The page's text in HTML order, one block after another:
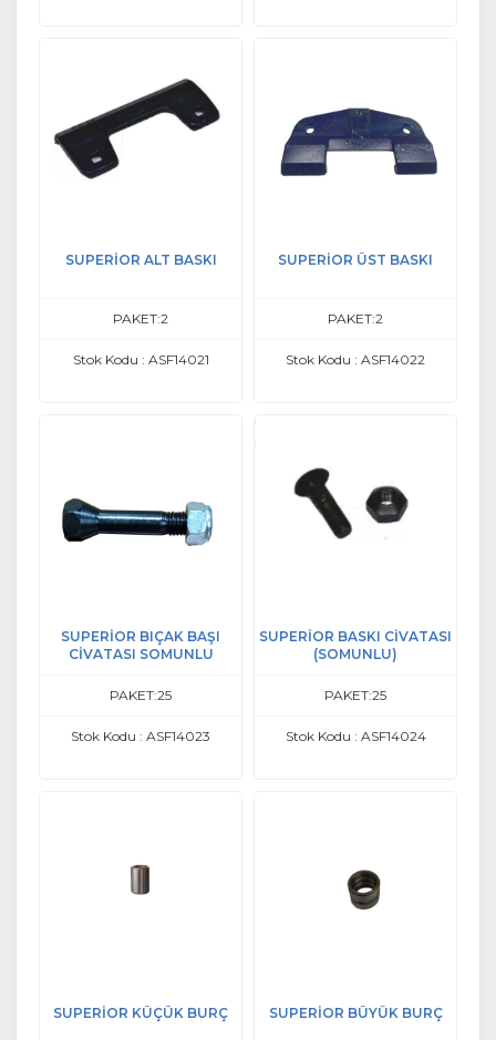
SUPERİOR ALT BASKI
PAKET:2
Stok Kodu : ASF14021
SUPERİOR ÜST BASKI
PAKET:2
Stok Kodu : ASF14022
SUPERİOR BIÇAK BAŞI
CİVATASI SOMUNLU
PAKET:25
Stok Kodu : ASF14023
SUPERİOR BASKI CİVATASI
(SOMUNLU)
PAKET:25
Stok Kodu : ASF14024
SUPERİOR KÜÇÜK BURÇ SUPERİOR BÜYÜK BURÇ